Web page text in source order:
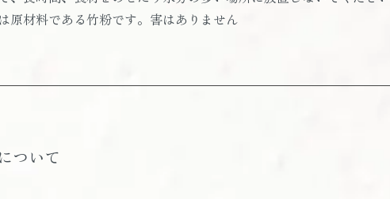
原材料である竹粉です。害はありません
ついて